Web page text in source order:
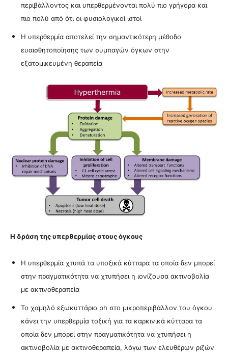
περιβάλλοντος και υπερθερμένονται πολύ πιο γρήγορα και
πιο πολύ από ότι οι φυσιολογικοί ιστοί
Η υπερθερμία αποτελεί την σημαντικότερη μέθοδο
ευαισθητοποίησης των συμπαγών όγκων στην
εξατομικευμένη θεραπεία
Η δράση της υπερθερμίας στους όγκους
Η υπερθερμία χτυπά τα υποξικά κύτταρα τα οποία δεν μπορεί
στην πραγματικότητα να χτυπήσει η ιονίζουσα ακτινοβολία
με ακτινοθεραπεία
Το χαμηλό εξωκυττάριο ph στο μικροπεριβάλλον του όγκου
κάνει την υπερθερμία τοξική για τα καρκινικά κύτταρα τα
οποία δεν μπορεί στην πραγματικότητα να χτυπήσει η
ακτινοβολία με ακτινοθεραπεία, λόγω των ελευθέρων ριζών